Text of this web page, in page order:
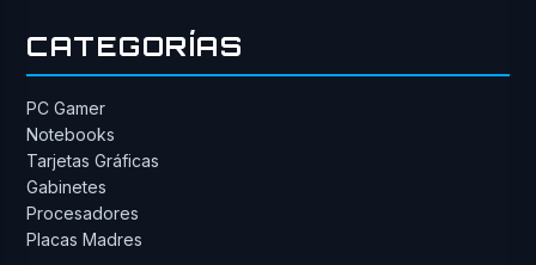
CATEGORÍAS
PC Gamer
Notebooks
Tarjetas Gráficas
Gabinetes
Procesadores
Placas Madres